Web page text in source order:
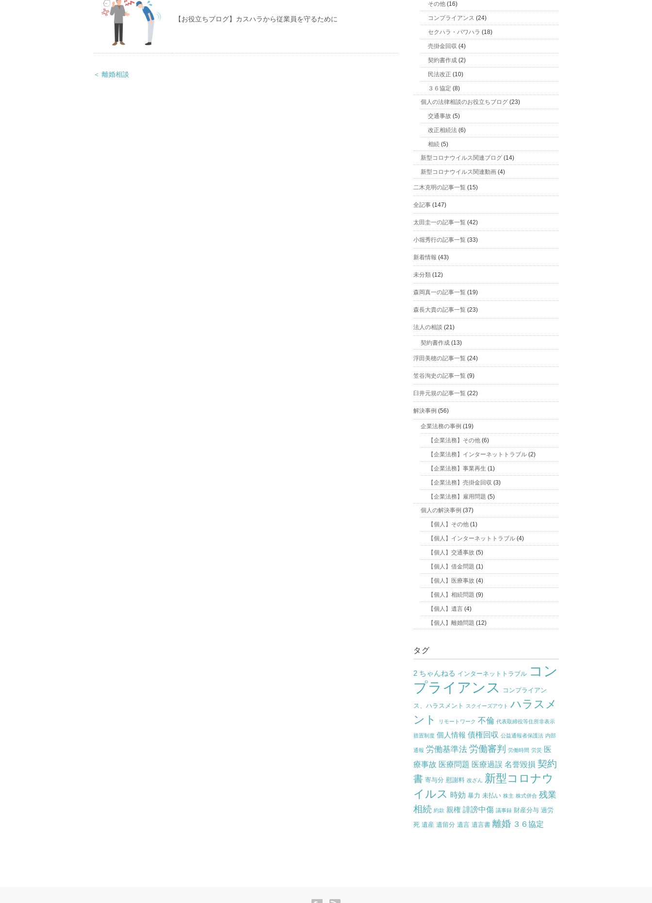
【お役立ちブログ】カスハラから従業員を守るために
＜ 離婚相談
その他 (16)
コンプライアンス (24)
セクハラ・パワハラ (18)
売掛金回収 (4)
契約書作成 (2)
民法改正 (10)
３６協定 (8)
個人の法律相談のお役立ちブログ (23)
交通事故 (5)
改正相続法 (6)
相続 (5)
新型コロナウイルス関連ブログ (14)
新型コロナウイルス関連動画 (4)
二木克明の記事一覧 (15)
全記事 (147)
太田圭一の記事一覧 (42)
小堀秀行の記事一覧 (33)
新着情報 (43)
未分類 (12)
森岡真一の記事一覧 (19)
森長大貴の記事一覧 (23)
法人の相談 (21)
契約書作成 (13)
浮田美穂の記事一覧 (24)
笠谷洵史の記事一覧 (9)
臼井元規の記事一覧 (22)
解決事例 (56)
企業法務の事例 (19)
【企業法務】その他 (6)
【企業法務】インターネットトラブル (2)
【企業法務】事業再生 (1)
【企業法務】売掛金回収 (3)
【企業法務】雇用問題 (5)
個人の解決事例 (37)
【個人】その他 (1)
【個人】インターネットトラブル (4)
【個人】交通事故 (5)
【個人】借金問題 (1)
【個人】医療事故 (4)
【個人】相続問題 (9)
【個人】遺言 (4)
【個人】離婚問題 (12)
タグ
2 ちゃんねる インターネットトラブル コン
プライアンス
コンプライアン
ス、ハラスメント スクイーズアウト ハラスメ
ント
リモートワーク 不倫 代表取締役等住所非表示
措置制度 個人情報 債権回収 公益通報者保護法 内部
通報 労働基準法 労働審判 労働時間 労災
医
療事故 医療問題 医療過誤 名誉毀損 契約
書 寄与分 慰謝料 改ざん 新型コロナウ
イルス 時効 暴力 未払い 株主 株式併合 残業
相続 約款 親権 誹謗中傷 議事録 財産分与 過労
死 遺産 遺留分 遺言 遺言書 離婚 ３６協定